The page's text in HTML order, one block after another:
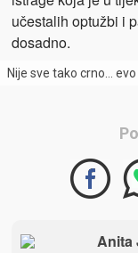
učestalih optužbi i
dosadno.
Nije sve tako crno…
Anita